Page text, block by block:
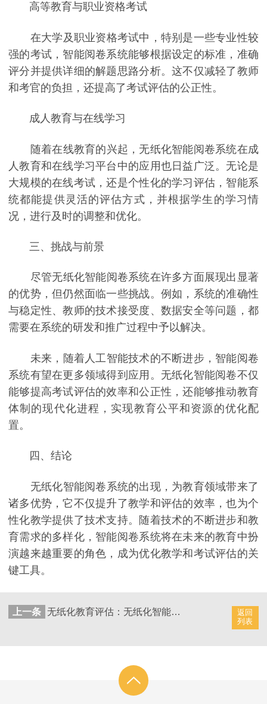
高等教育与职业资格考试
在大学及职业资格考试中，特别是一些专业性较
强的考试，智能阅卷系统能够根据设定的标准，准确
评分并提供详细的解题思路分析。这不仅减轻了教师
和考官的负担，还提高了考试评估的公正性。
成人教育与在线学习
随着在线教育的兴起，无纸化智能阅卷系统在成
人教育和在线学习平台中的应用也日益广泛。无论是
大规模的在线考试，还是个性化的学习评估，智能系
统都能提供灵活的评估方式，并根据学生的学习情
况，进行及时的调整和优化。
三、挑战与前景
尽管无纸化智能阅卷系统在许多方面展现出显著
的优势，但仍然面临一些挑战。例如，系统的准确性
与稳定性、教师的技术接受度、数据安全等问题，都
需要在系统的研发和推广过程中予以解决。
未来，随着人工智能技术的不断进步，智能阅卷
系统有望在更多领域得到应用。无纸化智能阅卷不仅
能够提高考试评估的效率和公正性，还能够推动教育
体制的现代化进程，实现教育公平和资源的优化配
置。
四、结论
无纸化智能阅卷系统的出现，为教育领域带来了
诸多优势，它不仅提升了教学和评估的效率，也为个
性化教学提供了技术支持。随着技术的不断进步和教
育需求的多样化，智能阅卷系统将在未来的教育中扮
演越来越重要的角色，成为优化教学和考试评估的关
键工具。
返回
列表
上一条 无纸化教育评估：无纸化智能阅卷系统的革新